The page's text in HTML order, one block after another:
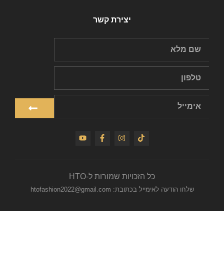
יצירת קשר
כל הזכויות שמורות ל-HTO
שלחו הודעה לאימייל בכתובת: htofashion2022@gmail.com